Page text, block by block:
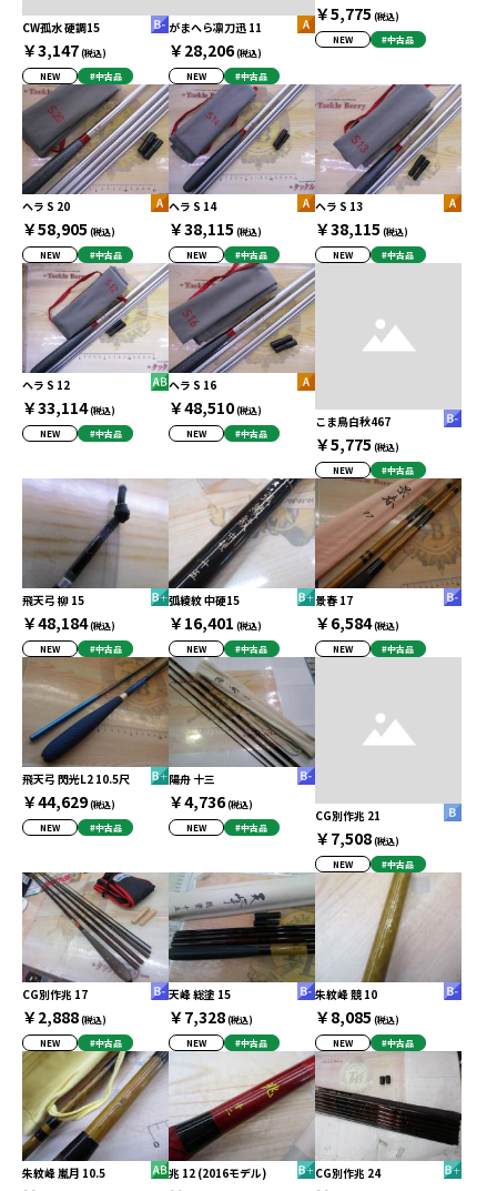
CW孤水 硬調15
￥3,147(税込)
NEW
#中古品
がまへら凛刀迅 11
￥28,206(税込)
NEW
#中古品
￥5,775 (税込)
NEW
#中古品
ヘラ S 20
￥58,905 (税込)
NEW
#中古品
ヘラ S 14
￥38,115 (税込)
NEW
#中古品
ヘラ S 13
￥38,115 (税込)
NEW
#中古品
ヘラ S 12
￥33,114(税込)
NEW
#中古品
ヘラ S 16
￥48,510(税込)
NEW
#中古品
こま鳥白秋467
￥5,775 (税込)
NEW
#中古品
飛天弓 柳 15
￥48,184(税込)
NEW
#中古品
弧綾紋 中硬15
￥16,401 (税込)
NEW
#中古品
景春 17
￥6,584(税込)
NEW
#中古品
飛天弓 閃光L2 10.5尺
￥44,629(税込)
NEW
#中古品
陽舟 十三
￥4,736(税込)
NEW
#中古品
CG別作兆 21
￥7,508(税込)
NEW
#中古品
CG別作兆 17
￥2,888(税込)
NEW
#中古品
天峰 総塗 15
￥7,328(税込)
NEW
#中古品
朱紋峰 競 10
￥8,085 (税込)
NEW
#中古品
朱紋峰 嵐月 10.5 兆 12 (2016モデル) CG別作兆 24